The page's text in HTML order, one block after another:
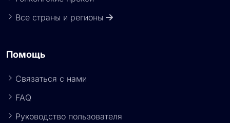
Все страны и регионы
Помощь
Связаться с нами
FAQ
Руководство пользователя